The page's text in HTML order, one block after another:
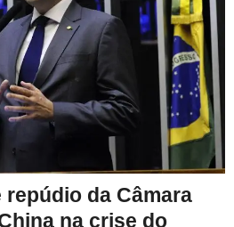
da Câmara
na crise do